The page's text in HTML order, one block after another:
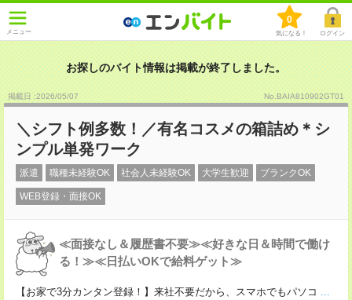
メニュー
0
気になる！ ログイン
お探しのバイト情報は掲載が終了しました。
掲載日 :2026/05/07 No.BAIA810902GT01
＼シフト例多数！／有名コスメの箱詰め＊シ
ンプル単発ワーク
派遣 職種未経験OK 社会人未経験OK 大学生歓迎 ブランクOK
WEB登録・面接OK
≪面接なし＆履歴書不要≫≪好きな日＆時間で働け
る！≫≪日払いOKで給料ゲット≫
【お家で3分カンタン登録！】来社不要だから、スマホでもパソコ ...